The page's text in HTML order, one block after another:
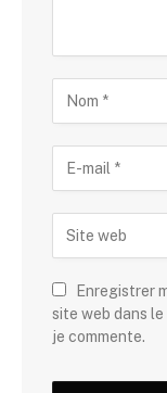
Enregistrer
site web dans
je commente.